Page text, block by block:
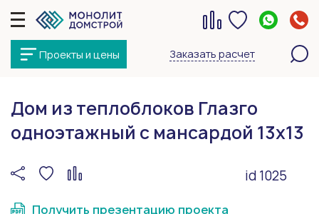
Проекты и цены Заказать расчет
Дом из теплоблоков Глазго
одноэтажный с мансардой 13х13
id 1025
Получить презентацию проекта